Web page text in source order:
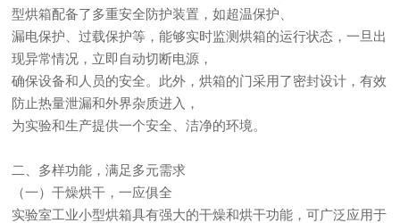
型烘箱配备了多重安全防护装置，如超温保护、
漏电保护、过载保护等，能够实时监测烘箱的运行状态，一旦出
现异常情况，立即自动切断电源，
确保设备和人员的安全。此外，烘箱的门采用了密封设计，有效
防止热量泄漏和外界杂质进入，
为实验和生产提供一个安全、洁净的环境。
二、多样功能，满足多元需求
（一）干燥烘干，一应俱全
实验室工业小型烘箱具有强大的干燥和烘干功能，可广泛应用于